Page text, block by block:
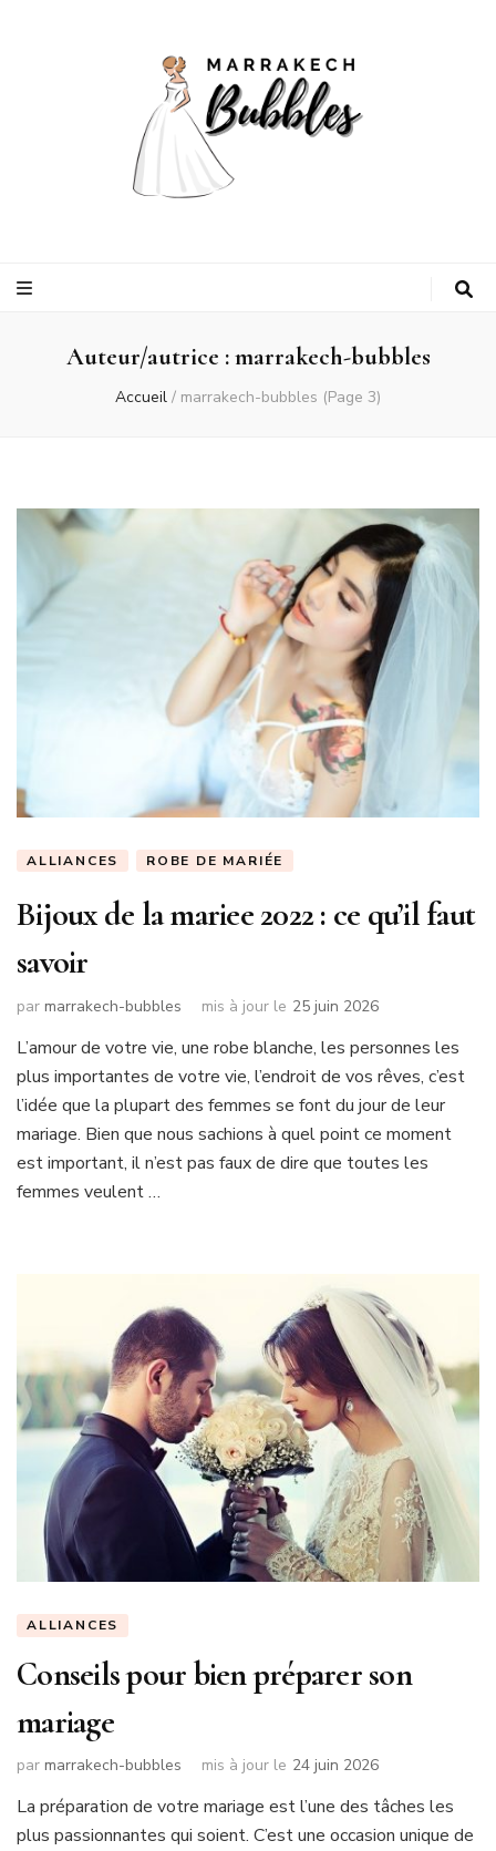
Auteur/autrice :marrakech-bubbles
Accueil / marrakech-bubbles (Page 3)
ALLIANCES ROBE DE MARIÉE
Bijoux de la mariee 2022 : ce qu’il faut
savoir
par marrakech-bubbles mis à jour le 25 juin 2026
L’amour de votre vie, une robe blanche, les personnes les
plus importantes de votre vie, l’endroit de vos rêves, c’est
l’idée que la plupart des femmes se font du jour de leur
mariage. Bien que nous sachions à quel point ce moment
est important, il n’est pas faux de dire que toutes les
femmes veulent …
ALLIANCES
Conseils pour bien préparer son
mariage
par marrakech-bubbles mis à jour le 24 juin 2026
La préparation de votre mariage est l’une des tâches les
plus passionnantes qui soient. C’est une occasion unique de